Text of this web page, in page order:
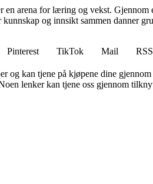
en arena for læring og vekst.
og innsikt sammen danner
Pinterest TikTok Mail
RSS
og kan tjene på kjøpene dine gjennom
lenker kan tjene oss gjennom